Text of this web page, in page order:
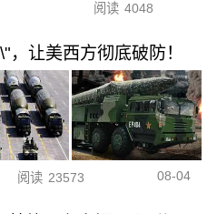
阅读 4048
让美西方彻底破防！
阅读 23573 08-04